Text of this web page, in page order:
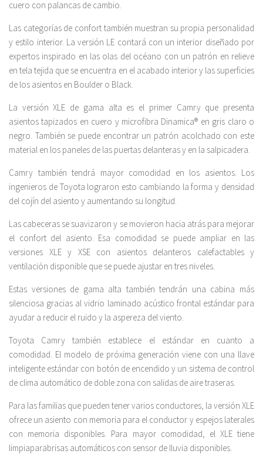
cuero con palancas de cambio.
Las categorías de confort también muestran su propia personalidad
y estilo interior. La versión LE contará con un interior diseñado por
expertos inspirado en las olas del océano con un patrón en relieve
en tela tejida que se encuentra en el acabado interior y las superficies
de los asientos en Boulder o Black.
La versión XLE de gama alta es el primer Camry que presenta
asientos tapizados en cuero y microfibra Dinamica® en gris claro o
negro. También se puede encontrar un patrón acolchado con este
material en los paneles de las puertas delanteras y en la salpicadera.
Camry también tendrá mayor comodidad en los asientos. Los
ingenieros de Toyota lograron esto cambiando la forma y densidad
del cojín del asiento y aumentando su longitud.
Las cabeceras se suavizaron y se movieron hacia atrás para mejorar
el confort del asiento. Esa comodidad se puede ampliar en las
versiones XLE y XSE con asientos delanteros calefactables y
ventilación disponible que se puede ajustar en tres niveles.
Estas versiones de gama alta también tendrán una cabina más
silenciosa gracias al vidrio laminado acústico frontal estándar para
ayudar a reducir el ruido y la aspereza del viento.
Toyota Camry también establece el estándar en cuanto a
comodidad. El modelo de próxima generación viene con una llave
inteligente estándar con botón de encendido y un sistema de control
de clima automático de doble zona con salidas de aire traseras.
Para las familias que pueden tener varios conductores, la versión XLE
ofrece un asiento con memoria para el conductor y espejos laterales
con memoria disponibles. Para mayor comodidad, el XLE tiene
limpiaparabrisas automáticos con sensor de lluvia disponibles.